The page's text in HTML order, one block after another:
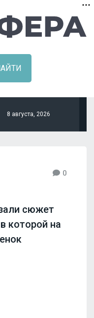
8 августа, 2026
0
сюжет
которой на